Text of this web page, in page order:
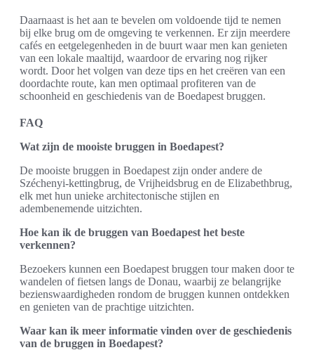
Daarnaast is het aan te bevelen om voldoende tijd te nemen
bij elke brug om de omgeving te verkennen. Er zijn meerdere
cafés en eetgelegenheden in de buurt waar men kan genieten
van een lokale maaltijd, waardoor de ervaring nog rijker
wordt. Door het volgen van deze tips en het creëren van een
doordachte route, kan men optimaal profiteren van de
schoonheid en geschiedenis van de Boedapest bruggen.
FAQ
Wat zijn de mooiste bruggen in Boedapest?
De mooiste bruggen in Boedapest zijn onder andere de
Széchenyi-kettingbrug, de Vrijheidsbrug en de Elizabethbrug,
elk met hun unieke architectonische stijlen en
adembenemende uitzichten.
Hoe kan ik de bruggen van Boedapest het beste
verkennen?
Bezoekers kunnen een Boedapest bruggen tour maken door te
wandelen of fietsen langs de Donau, waarbij ze belangrijke
bezienswaardigheden rondom de bruggen kunnen ontdekken
en genieten van de prachtige uitzichten.
Waar kan ik meer informatie vinden over de geschiedenis
van de bruggen in Boedapest?